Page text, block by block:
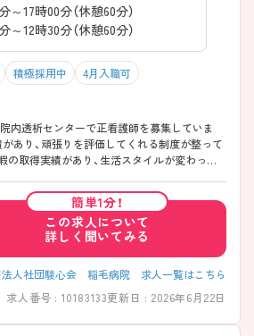
～17時00分（休憩60分）
～12時30分（休憩60分）
積極採用中 4月入職可
内透析センターで正看護師を募集していま
があり、頑張りを評価してくれる制度が整って
の取得実績があり、生活スタイルが変わって
ださい！
簡単1分！
この求人について
詳しく聞いてみる
法人社団駿心会 稲毛病院 求人一覧はこちら
求人番号 : 10183133更新日 : 2026年6月22日